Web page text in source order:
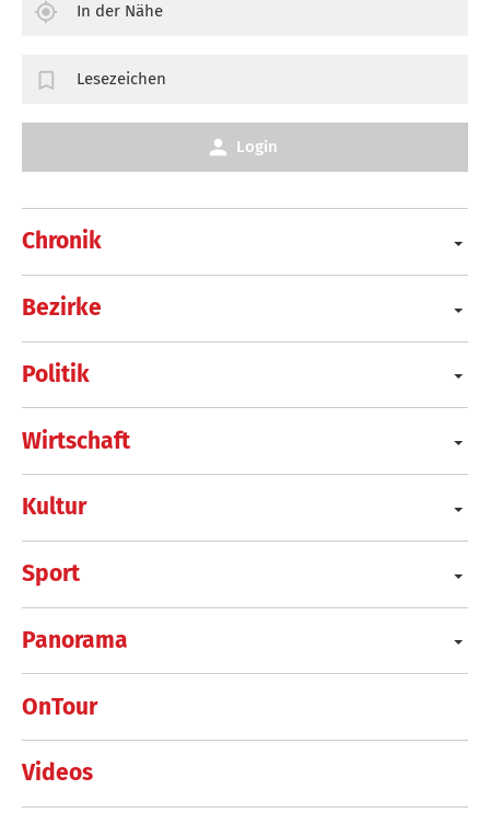
Chronik
Bezirke
Politik
Wirtschaft
Kultur
Sport
Panorama
OnTour
Videos
In der Nähe
Lesezeichen
Login